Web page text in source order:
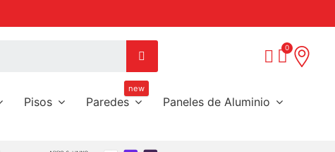
Pisos Paredes
new
Paneles de Aluminio